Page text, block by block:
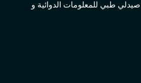
طبي للمعلومات الدوائية و